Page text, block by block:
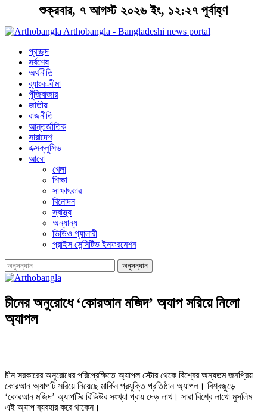
শুক্রবার, ৭ আগস্ট ২০২৬ ইং, ১২:২৭ পূর্বাহ্ণ
Arthobangla - Bangladeshi news portal
প্রচ্ছদ
সর্বশেষ
অর্থনীতি
ব্যাংক-বীমা
পুঁজিবাজার
জাতীয়
রাজনীতি
আন্তর্জাতিক
সারাদেশ
এক্সক্লুসিভ
আরো
খেলা
শিক্ষা
সাক্ষাৎকার
বিনোদন
স্বাস্থ্য
অন্যান্য
ভিডিও গ্যালারী
প্রাইস সেন্সিটিভ ইনফরমেশন
চীনের অনুরোধে ‘কোরআন মজিদ’ অ্যাপ সরিয়ে নিলো
অ্যাপল
চীন সরকারের অনুরোধের পরিপ্রেক্ষিতে অ্যাপল স্টোর থেকে বিশ্বের অন্যতম জনপ্রিয়
কোরআন অ্যাপটি সরিয়ে নিয়েছে মার্কিন প্রযুক্তি প্রতিষ্ঠান অ্যাপল। বিশ্বজুড়ে
‘কোরআন মজিদ’ অ্যাপটির রিভিউর সংখ্যা প্রায় দেড় লাখ। সারা বিশ্বে লাখো মুসলিম
এই অ্যাপ ব্যবহার করে থাকেন।